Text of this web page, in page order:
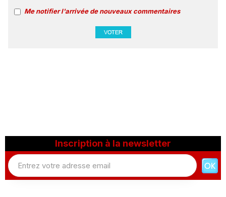
Me notifier l'arrivée de nouveaux commentaires
Inscription à la newsletter